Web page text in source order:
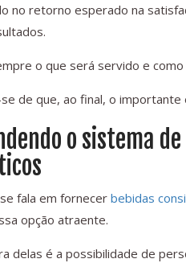
no retorno esperado na
o que será servido e
de que, ao final, o
o sistema
fala em fornecerbebidas
opção atraente.
delas é a possibilidade de